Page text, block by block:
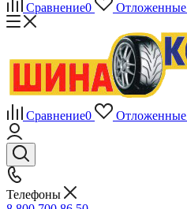
Сравнение0 Отложенные
Сравнение0 Отложенные
Телефоны